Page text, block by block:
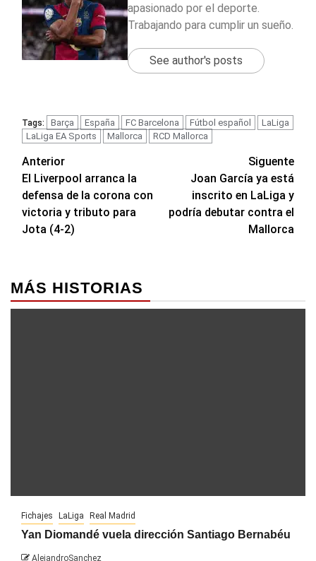
apasionado por el deporte.
Trabajando para cumplir un sueño.
See author's posts
Tags: Barça España FC Barcelona Fútbol español
LaLiga
LaLiga EA Sports
Mallorca RCD Mallorca
Navegación
de
entradas
Anterior
El Liverpool arranca la
defensa de la corona con
victoria y tributo para
Jota (4-2)
Siguente
Joan García ya está
inscrito en LaLiga y
podría debutar contra el
Mallorca
MÁS HISTORIAS
Fichajes LaLiga Real Madrid
Yan Diomandé vuela dirección Santiago Bernabéu
AlejandroSanchez